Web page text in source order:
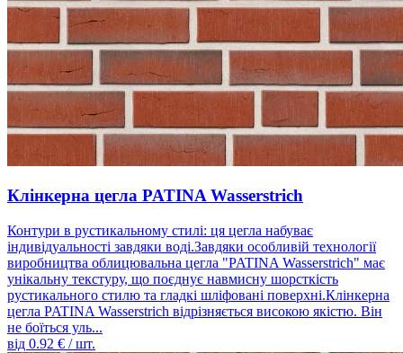
Клінкерна цегла PATINA Wasserstrich
Контури в рустикальному стилі: ця цегла набуває
індивідуальності завдяки воді.Завдяки особливій технології
виробництва облицювальна цегла "PATINA Wasserstrich" має
унікальну текстуру, що поєднує навмисну ​​шорсткість
рустикального стилю та гладкі шліфовані поверхні.Клінкерна
цегла PATINA Wasserstrich відрізняється високою якістю. Він
не боїться уль...
від 0.92 € / шт.